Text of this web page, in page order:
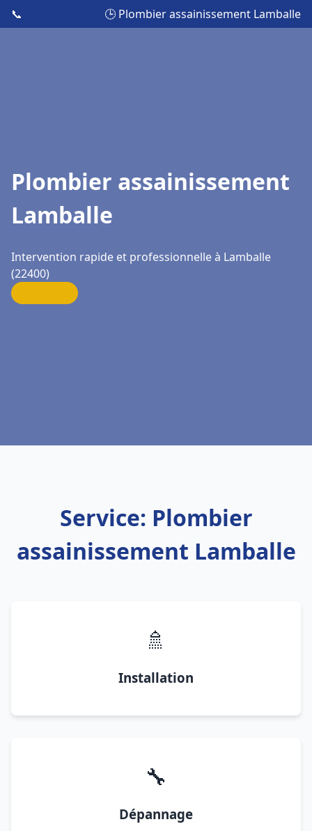
📞 🕒 Plombier assainissement Lamballe
Plombier assainissement
Lamballe
Intervention rapide et professionnelle à Lamballe
(22400)
Service: Plombier
assainissement Lamballe
🚿
Installation
🔧
Dépannage